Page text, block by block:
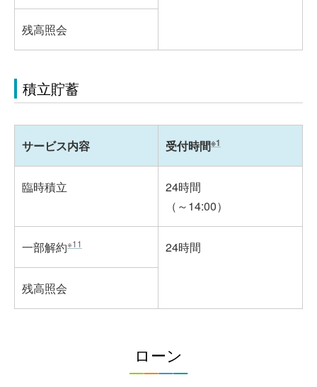
残高照会
積立貯蓄
サービス内容 受付時間※1
臨時積立
24時間
（～14:00）
一部解約※11 24時間
残高照会
ローン